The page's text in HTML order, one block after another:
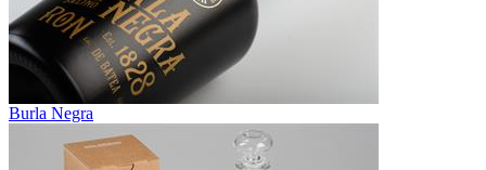
Burla Negra